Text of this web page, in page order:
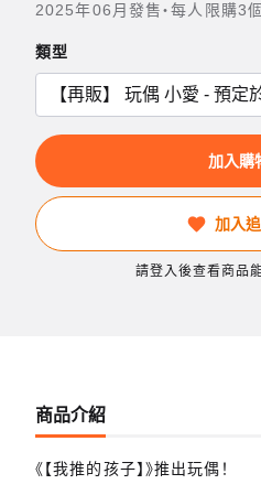
2025年06月發售・每人限購3個
類型
加入購
加入
請登入後查看商品
商品介紹
《【我推的孩子】》推出玩偶！